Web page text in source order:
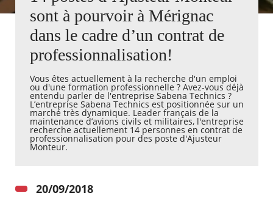
Les
alertes
Agenda
Actualités
Kiosque
Espace de services en ligne
Facebook
X Instagram
Youtube
Linkedin
sont à pourvoir à Mérignac
dans le cadre d’un contrat de
professionnalisation!
​Vous êtes actuellement à la recherche d'un emploi
ou d'une formation professionnelle ? Avez-vous déjà
entendu parler de l'entreprise Sabena Technics ?
L’entreprise Sabena Technics est positionnée sur un
marché très dynamique. Leader français de la
maintenance d’avions civils et militaires, l'entreprise
recherche actuellement 14 personnes en contrat de
professionnalisation pour des poste d'Ajusteur
Monteur.
20/09/2018